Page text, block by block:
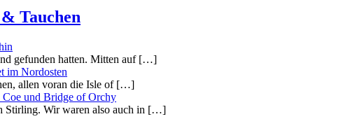
Tauchen
gefunden hatten. Mitten auf […]
im Nordosten
allen voran die Isle of […]
und Bridge of Orchy
Stirling. Wir waren also auch in […]